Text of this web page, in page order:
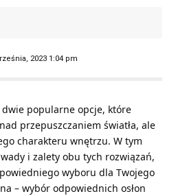
2023 1:04 pm
popularne opcje, które
przepuszczaniem światła, ale
charakteru wnętrzu. W tym
i zalety obu tych rozwiązań,
wyboru dla Twojego
– wybór odpowiednich osłon